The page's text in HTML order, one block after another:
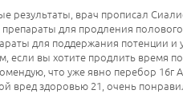
результаты, врач прописал
для продления
для поддержания потенции
вы хотите продлить время
что уже явно перебор 16г
вред здоровью 21, очень